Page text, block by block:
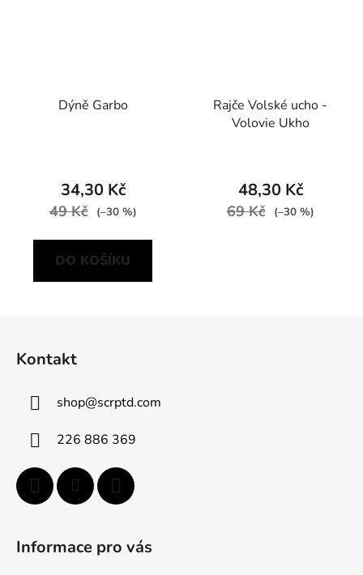
Dýně Garbo
34,30 Kč
49 Kč (–30 %)
DO KOŠÍKU
Rajče Volské ucho -
Volovie Ukho
48,30 Kč
69 Kč (–30 %)
Kontakt
shop@scrptd.com
226 886 369
Informace pro vás